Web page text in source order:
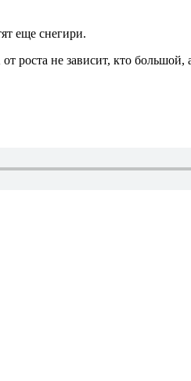
еще снегири.
роста не зависит, кто большой,